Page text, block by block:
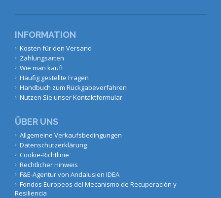
INFORMATION
Kosten für den Versand
Zahlungsarten
Wie man kauft
Häufig gestellte Fragen
Handbuch zum Rückgabeverfahren
Nutzen Sie unser Kontaktformular
ÜBER UNS
Allgemeine Verkaufsbedingungen
Datenschutzerklärung
Cookie-Richtlinie
Rechtlicher Hinweis
F&E-Agentur von Andalusien IDEA
Fondos Europeos del Mecanismo de Recuperación y
Resiliencia